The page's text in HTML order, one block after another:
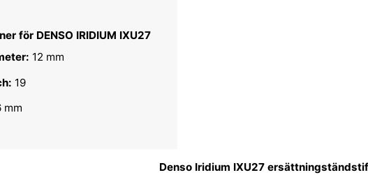
för DENSO IRIDIUM IXU27
12 mm
19
mm
Denso Iridium IXU27